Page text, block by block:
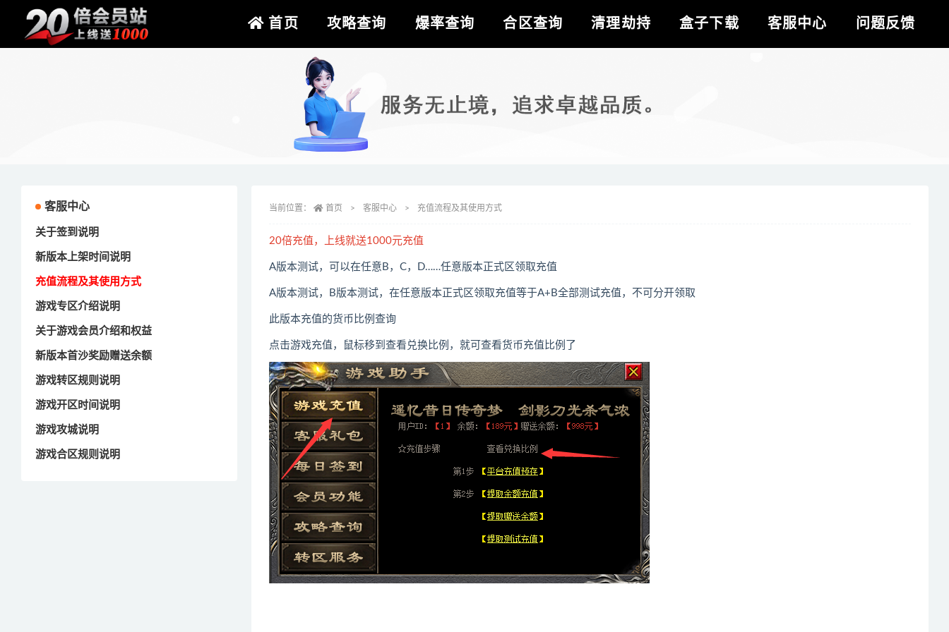
首页 攻略查询 爆率查询 合区查询 清理劫持 盒子下载 客服中心 问题反馈
客服中心
关于签到说明
新版本上架时间说明
充值流程及其使用方式
游戏专区介绍说明
关于游戏会员介绍和权益
新版本首沙奖励赠送余额
游戏转区规则说明
游戏开区时间说明
游戏攻城说明
游戏合区规则说明
当前位置： 首页 客服中心 充值流程及其使用方式
20倍充值，上线就送1000元充值
A版本测试，可以在任意B，C，D……任意版本正式区领取充值
A版本测试，B版本测试，在任意版本正式区领取充值等于A+B全部测试充值，不可分开领取
此版本充值的货币比例查询
点击游戏充值，鼠标移到查看兑换比例，就可查看货币充值比例了